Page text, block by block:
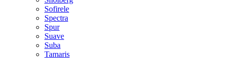
Sofirele
Spectra
Spur
Suave
Suba
Tamaris